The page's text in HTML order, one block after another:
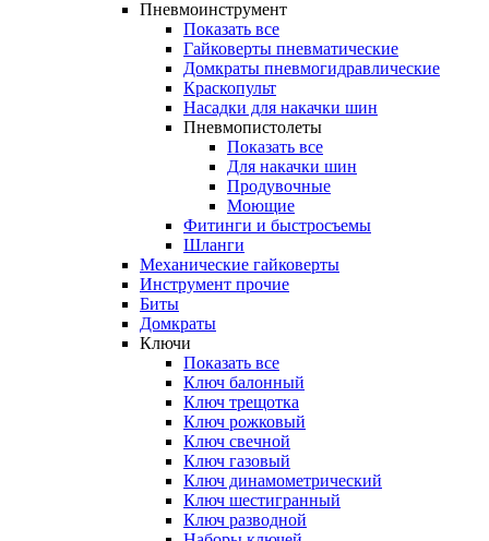
Пневмоинструмент
Показать все
Гайковерты пневматические
Домкраты пневмогидравлические
Краскопульт
Насадки для накачки шин
Пневмопистолеты
Показать все
Для накачки шин
Продувочные
Моющие
Фитинги и быстросъемы
Шланги
Механические гайковерты
Инструмент прочиe
Биты
Домкраты
Ключи
Показать все
Ключ балонный
Ключ трещотка
Ключ рожковый
Ключ свечной
Ключ газовый
Ключ динамометрический
Ключ шестигранный
Ключ разводной